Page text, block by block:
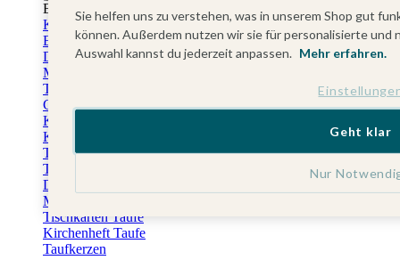
Eventplattform
Kommunionskarten
Einladungskarten Kommunion
Danksagung Kommunion
Menükarten Kommunion
Tischkarten Kommunion
Gästebuch Kommunion
Kerzen Kommunion
Kartenbox Kommunion
Taufkarten
Taufeinladungen
Dankeskarten Taufe
Menükarten Taufe
Tischkarten Taufe
Kirchenheft Taufe
Taufkerzen
Sie helfen uns zu verstehen, was in unserem Shop gut
können. Außerdem nutzen wir sie für personalisierte
Auswahl kannst du jederzeit anpassen. Mehr erfahren.
Nur
Geht klar